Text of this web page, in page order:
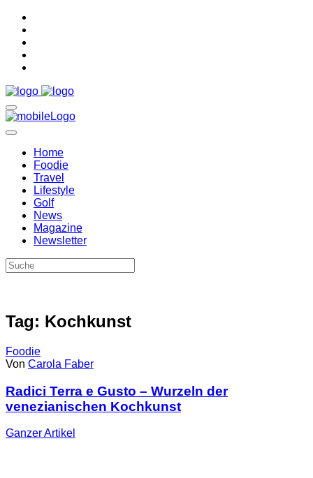
Home
Foodie
Travel
Lifestyle
Golf
News
Magazine
Newsletter
Tag: Kochkunst
Foodie
Von Carola Faber
Radici Terra e Gusto – Wurzeln der
venezianischen Kochkunst
GanzerArtikel